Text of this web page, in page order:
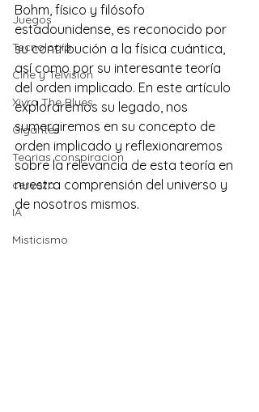
Juegos
Tecnología
Cine y Telvisión
Xivra The Blues
Gigantes
Teorias conspiracion
cerveza
IA
Misticismo
Bohm, físico y filósofo
estadounidense, es reconocido por
su contribución a la física cuántica,
así como por su interesante teoría
del orden implicado. En este artículo
exploraremos su legado, nos
sumergiremos en su concepto de
orden implicado y reflexionaremos
sobre la relevancia de esta teoría en
nuestra comprensión del universo y
de nosotros mismos.